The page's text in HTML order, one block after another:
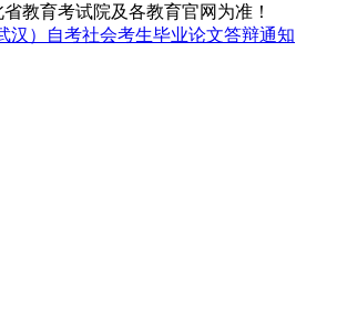
教育考试院及各教育官网为准！
汉）自考社会考生毕业论文答辩通知